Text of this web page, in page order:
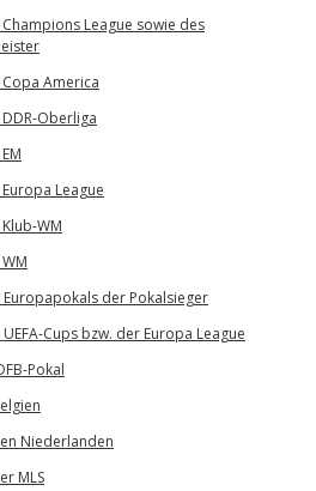
League sowie des
America
Oberliga
League
WM
der Pokalsieger
Cups bzw. der Europa League
Pokal
Niederlanden
MLS